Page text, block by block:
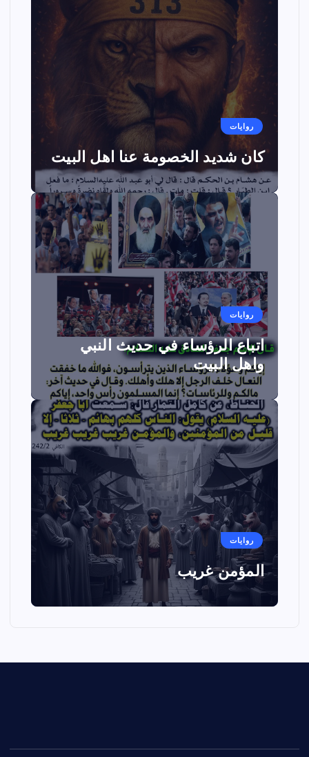
روايات
كان شديد الخصومة عنا اهل البيت
روايات
اتباع الرؤساء في حديث النبي
واهل البيت
روايات
المؤمن غريب